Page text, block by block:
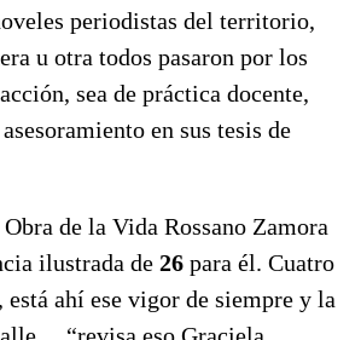
periodistas del territorio,
u otra todos pasaron por los
sea de práctica docente,
en sus tesis de
de la Vida Rossano Zamora
ilustrada de 26 para él. Cuatro
está ahí ese vigor de siempre y la